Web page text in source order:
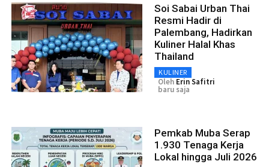
Soi Sabai Urban Thai
Resmi Hadir di
Palembang, Hadirkan
Kuliner Halal Khas
Thailand
KULINER
Oleh Erin Safitri
baru saja
Pemkab Muba Serap
1.930 Tenaga Kerja
Lokal hingga Juli 2026